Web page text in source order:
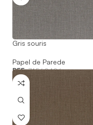
Gris souris
Papel de Parede
REF:74560406